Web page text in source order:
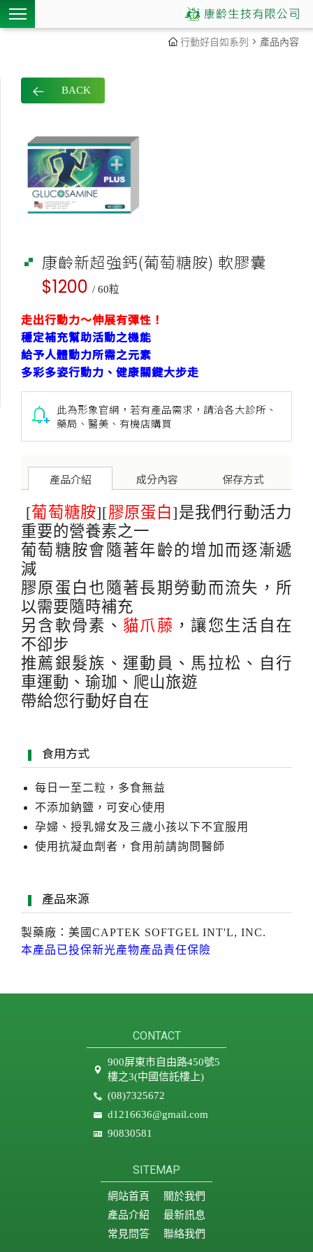
行動好自如系列 > 產品內容
BACK
康齡新超強鈣(葡萄糖胺) 軟膠囊
$1200 / 60粒
走出行動力～伸展有彈性！
穩定補充幫助活動之機能
給予人體動力所需之元素
多彩多姿行動力、健康關鍵大步走
此為形象官網，若有產品需求，請洽各大診所、
藥局、醫美、有機店購買
產品介紹 成分內容 保存方式
[葡萄糖胺][膠原蛋白]是我們行動活力
重要的營養素之一
葡萄糖胺會隨著年齡的增加而逐漸遞
減
膠原蛋白也隨著長期勞動而流失，所
以需要隨時補充
另含軟骨素、 貓爪藤 ，讓您生活自在
不卻步
推薦銀髮族、運動員、馬拉松、自行
車運動、瑜珈、爬山旅遊
帶給您行動好自在
食用方式
每日一至二粒，多食無益
不添加鈉鹽，可安心使用
孕婦、授乳婦女及三歲小孩以下不宜服用
使用抗凝血劑者，食用前請詢問醫師
產品來源
製藥廠：美國CAPTEK SOFTGEL INT'L, INC.
本產品已投保新光產物產品責任保險
CONTACT
900屏東市自由路450號5
樓之3(中國信託樓上)
(08)7325672
d1216636@gmail.com
90830581
SITEMAP
網站首頁
關於我們
產品介紹
最新訊息
常見問答
聯絡我們